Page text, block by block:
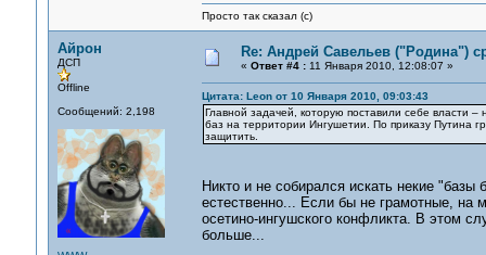
Просто так сказал (с)
Айрон
ДСП
Offline
Сообщений: 2,198
Re: Андрей Савельев ("Родина")
« Ответ #4 :11 Января 2010, 12:08:07 »
Цитата: Leon от 10 Января 2010, 09:03:43
Главной задачей, которую поставили себе власти
баз на территории Ингушетии. По приказу Путина
защитить.
Никто и не собирался искать некие
естественно... Если бы не грамотные, на
осетино-ингушского конфликта. В этом
больше...